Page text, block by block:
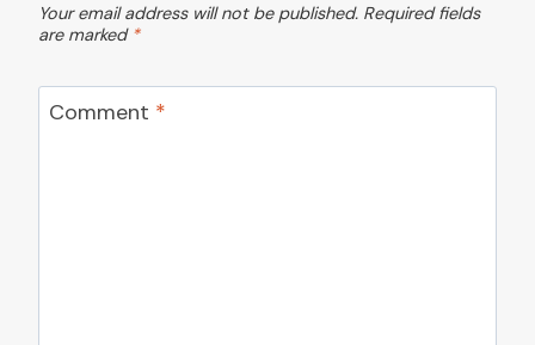
Your email address will not be published. Required fields
are marked *
Comment *